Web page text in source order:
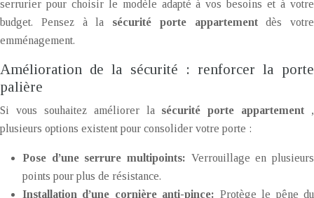
serrurier pour choisir le modèle adapté à vos besoins et à votre
budget. Pensez à la sécurité porte appartementdès votre
emménagement.
Amélioration de la sécurité : renforcer la porte
palière
Si vous souhaitez améliorer la sécurité porte appartement ,
plusieurs options existent pour consolider votre porte :
Pose d’une serrure multipoints: Verrouillage en plusieurs
points pour plus de résistance.
Installation d’une cornière anti-pince: Protège le pêne du